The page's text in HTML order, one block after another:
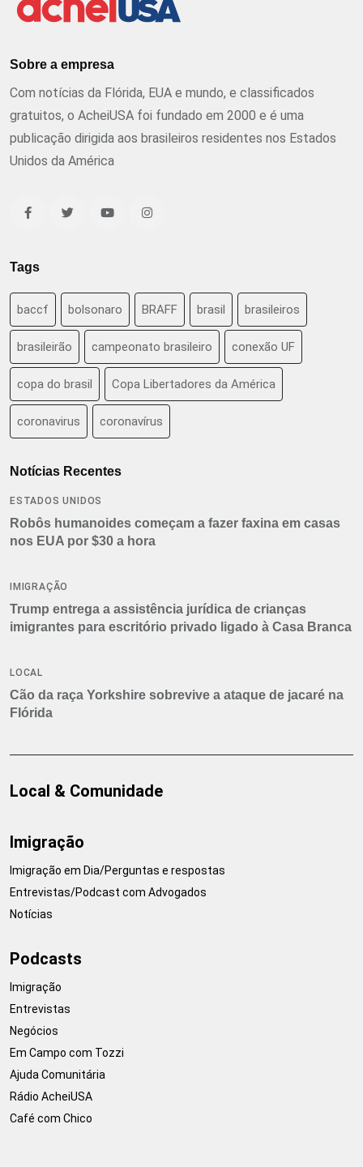
Sobre a empresa
Com notícias da Flórida, EUA e mundo, e classificados
gratuitos, o AcheiUSA foi fundado em 2000 e é uma
publicação dirigida aos brasileiros residentes nos Estados
Unidos da América
Tags
baccf bolsonaro BRAFF brasil brasileiros
brasileirão campeonato brasileiro conexão UF
copa do brasil Copa Libertadores da América
coronavirus coronavírus
Notícias Recentes
ESTADOS UNIDOS
Robôs humanoides começam a fazer faxina em casas
nos EUA por $30 a hora
IMIGRAÇÃO
Trump entrega a assistência jurídica de crianças
imigrantes para escritório privado ligado à Casa Branca
LOCAL
Cão da raça Yorkshire sobrevive a ataque de jacaré na
Flórida
Local & Comunidade
Imigração
Imigração em Dia/Perguntas e respostas
Entrevistas/Podcast com Advogados
Notícias
Podcasts
Imigração
Entrevistas
Negócios
Em Campo com Tozzi
Ajuda Comunitária
Rádio AcheiUSA
Café com Chico